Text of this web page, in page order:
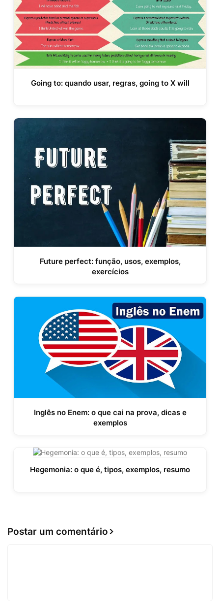
Going to: quando usar, regras, going to X will
Future perfect: função, usos, exemplos,
exercícios
Inglês no Enem: o que cai na prova, dicas e
exemplos
Hegemonia: o que é, tipos, exemplos, resumo
Postar um comentário